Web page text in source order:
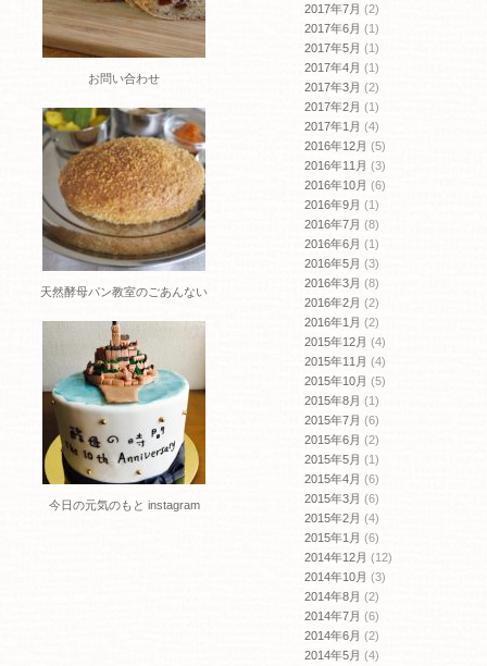
お問い合わせ
天然酵母パン教室のごあんない
今日の元気のもと instagram
2017年7月 (2)
2017年6月 (1)
2017年5月 (1)
2017年4月 (1)
2017年3月 (2)
2017年2月 (1)
2017年1月 (4)
2016年12月 (5)
2016年11月 (3)
2016年10月 (6)
2016年9月 (1)
2016年7月 (8)
2016年6月 (1)
2016年5月 (3)
2016年3月 (8)
2016年2月 (2)
2016年1月 (2)
2015年12月 (4)
2015年11月 (4)
2015年10月 (5)
2015年8月 (1)
2015年7月 (6)
2015年6月 (2)
2015年5月 (1)
2015年4月 (6)
2015年3月 (6)
2015年2月 (4)
2015年1月 (6)
2014年12月 (12)
2014年10月 (3)
2014年8月 (2)
2014年7月 (6)
2014年6月 (2)
2014年5月 (4)